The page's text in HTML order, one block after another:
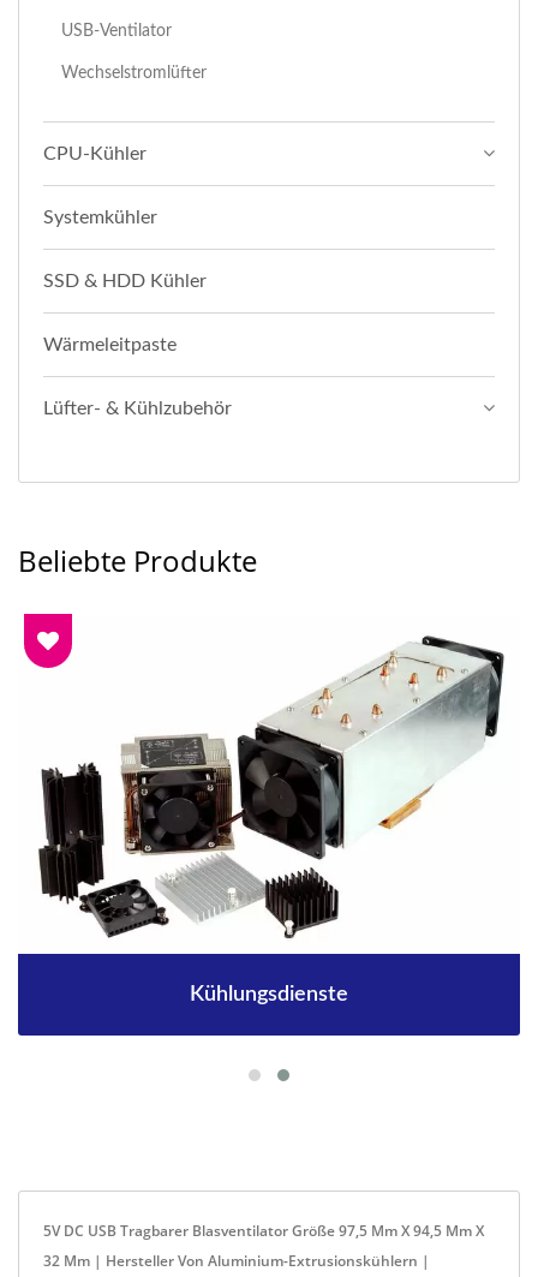
USB-Ventilator
Wechselstromlüfter
CPU-Kühler
Systemkühler
SSD & HDD Kühler
Wärmeleitpaste
Lüfter- & Kühlzubehör
Beliebte Produkte
Kühlungsdienste
5V DC USB Tragbarer Blasventilator Größe 97,5 Mm X 94,5 Mm X
32 Mm | Hersteller Von Aluminium-Extrusionskühlern |